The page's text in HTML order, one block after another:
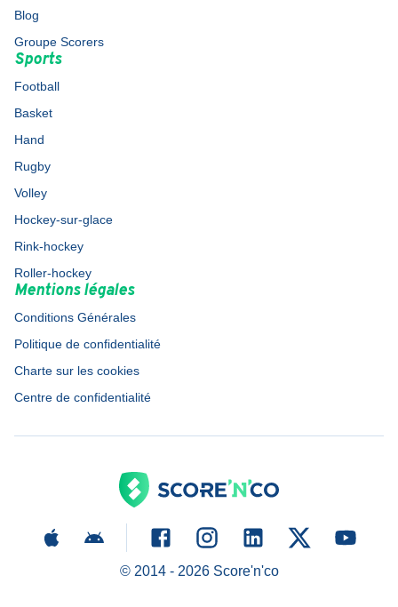
Blog
Groupe Scorers
Sports
Football
Basket
Hand
Rugby
Volley
Hockey-sur-glace
Rink-hockey
Roller-hockey
Mentions légales
Conditions Générales
Politique de confidentialité
Charte sur les cookies
Centre de confidentialité
© 2014 - 2026Score'n'co